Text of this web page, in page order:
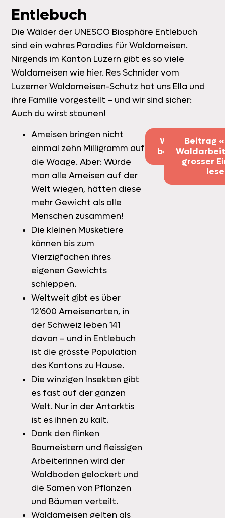
Entlebuch
Die Wälder der UNESCO Biosphäre Entlebuch
sind ein wahres Paradies für Waldameisen.
Nirgends im Kanton Luzern gibt es so viele
Waldameisen wie hier. Res Schnider vom
Luzerner Waldameisen-Schutz hat uns Ella und
ihre Familie vorgestellt – und wir sind sicher:
Auch du wirst staunen!
Ameisen bringen nicht
einmal zehn Milligramm auf
die Waage. Aber: Würde
man alle Ameisen auf der
Welt wiegen, hätten diese
mehr Gewicht als alle
Menschen zusammen!
Die kleinen Musketiere
können bis zum
Vierzigfachen ihres
eigenen Gewichts
schleppen.
Weltweit gibt es über
12’600 Ameisenarten, in
der Schweiz leben 141
davon – und in Entlebuch
ist die grösste Population
des Kantons zu Hause.
Die winzigen Insekten gibt
es fast auf der ganzen
Welt. Nur in der Antarktis
ist es ihnen zu kalt.
Dank den flinken
Baumeistern und fleissigen
Arbeiterinnen wird der
Waldboden gelockert und
die Samen von Pflanzen
und Bäumen verteilt.
Waldameisen gelten als
Website
besuchen
Beitrag
grosser